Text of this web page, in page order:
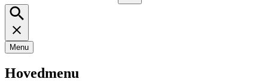
Menu
Hovedmenu